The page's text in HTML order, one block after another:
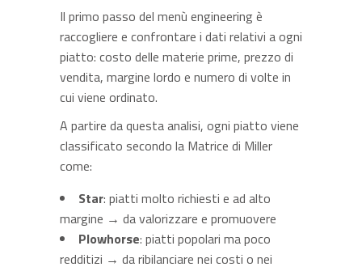
Il primo passo del menù engineering è
raccogliere e confrontare i dati relativi a ogni
piatto: costo delle materie prime, prezzo di
vendita, margine lordo e numero di volte in
cui viene ordinato.
A partire da questa analisi, ogni piatto viene
classificato secondo la Matrice di Miller
come:
Star: piatti molto richiesti e ad alto
margine → da valorizzare e promuovere
Plowhorse: piatti popolari ma poco
redditizi → da ribilanciare nei costi o nei